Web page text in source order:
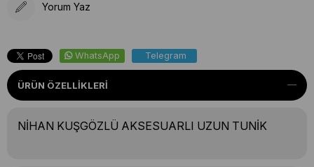
Yorum Yaz
WhatsApp Telegram
ÜRÜN ÖZELLIKLERI
NİHAN KUŞGÖZLÜ AKSESUARLI UZUN TUNİK